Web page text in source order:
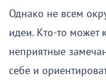
Однако не всем
идеи. Кто-то может
неприятные
себе и